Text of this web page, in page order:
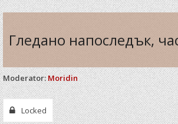
Гледано напоследък,
Moderator: Moridin
Locked